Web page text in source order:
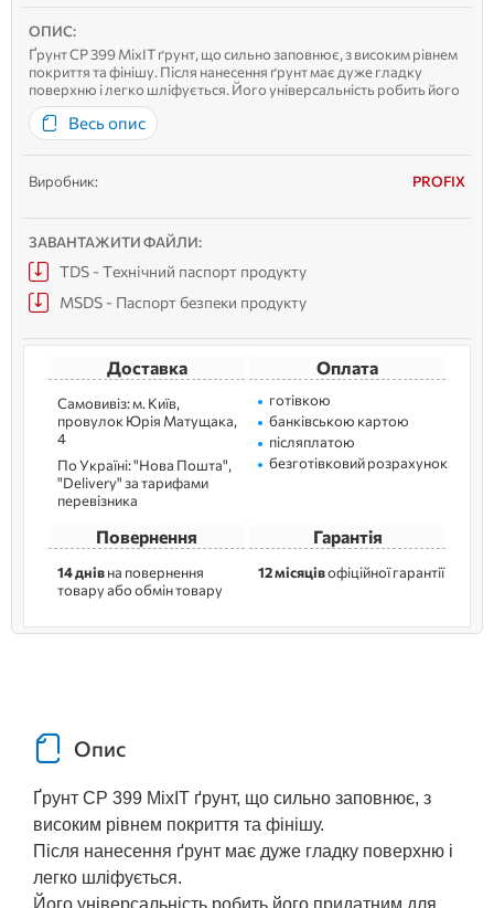
ОПИС:
Ґрунт CP 399 MixIT ґрунт, що сильно заповнює, з високим рівнем
покриття та фінішу. Після нанесення ґрунт має дуже гладку
поверхню і легко шліфується. Його універсальність робить його
придатним для багатьох видів ремонту. MixIT можна наносити
мокрим по мокрому. Високоякісна смола та добавки гарантую...
Весь опис
Виробник: PROFIX
ЗАВАНТАЖИТИ ФАЙЛИ:
TDS - Технічний паспорт продукту
MSDS - Паспорт безпеки продукту
Доставка
Самовивіз: м. Kиїв,
провулок Юрія Матущака,
4
По Україні: "Нова Пошта",
"Delivery" за тарифами
перевізника
Оплата
готівкою
банківською картою
післяплатою
безготівковий розрахунок
Повернення
14 днівна повернення
товару або обмін товару
Гарантія
12 місяцівофіційної гарантії
Опис
Ґрунт CP 399 MixIT ґрунт, що сильно заповнює, з
високим рівнем покриття та фінішу.
Після нанесення ґрунт має дуже гладку поверхню і
легко шліфується.
Його універсальність робить його придатним для